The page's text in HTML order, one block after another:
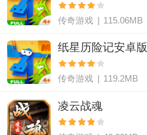
传奇游戏 | 115.06MB
纸星历险记安卓版
传奇游戏 | 119.2MB
凌云战魂